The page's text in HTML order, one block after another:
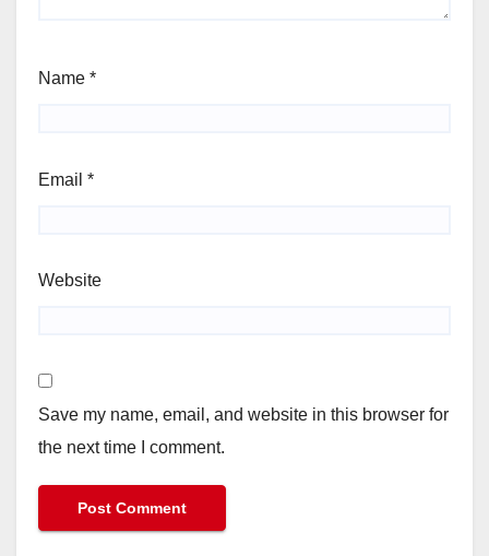
Name *
Email *
Website
Save my name, email, and website in this browser for
the next time I comment.